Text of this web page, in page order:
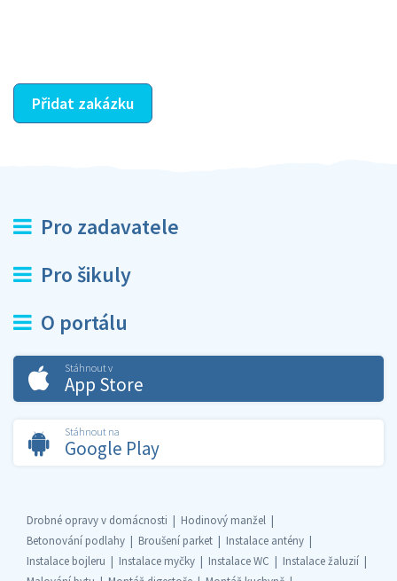
Přidat zakázku
Pro zadavatele
Pro šikuly
O portálu
Stáhnout v
App Store
Stáhnout na
Google Play
Drobné opravy v domácnosti
Hodinový manžel
Betonování podlahy
Broušení parket
Instalace antény
Instalace bojleru
Instalace myčky Instalace WC
Instalace žaluzií